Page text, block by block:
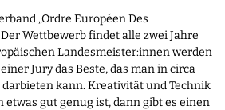
„Ordre Européen Des
Wettbewerb findet alle zwei Jahre
Landesmeister:innen werden
Jury das Beste, das man in circa
kann. Kreativität und Technik
etwas gut genug ist, dann gibt es einen